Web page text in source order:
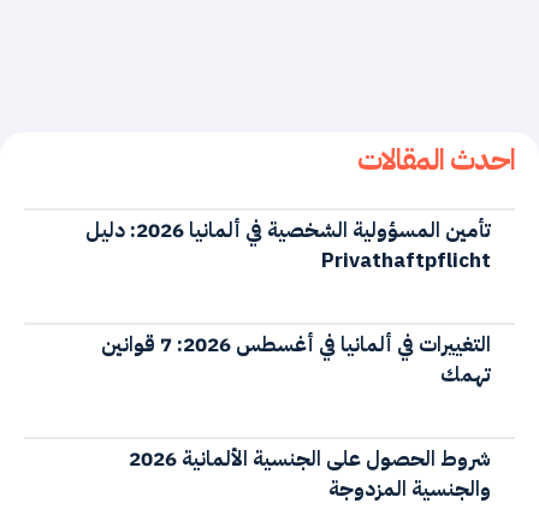
احدث المقالات
تأمين المسؤولية الشخصية في ألمانيا 2026: دليل
Privathaftpflicht
التغييرات في ألمانيا في أغسطس 2026: 7 قوانين
تهمك
شروط الحصول على الجنسية الألمانية 2026
والجنسية المزدوجة